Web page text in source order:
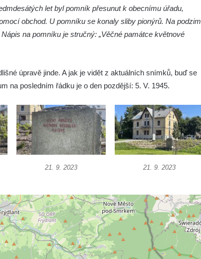
let byl pomník přesunut k obecnímu úřadu,
obchod. U pomníku se konaly sliby pionýrů. Na podzim
na pomníku je stručný: „Věčné památce květnové
úpravě jinde. A jak je vidět z aktuálních snímků, buď se
na posledním řádku je o den pozdější: 5. V. 1945.
21. 9. 2023 21. 9. 2023